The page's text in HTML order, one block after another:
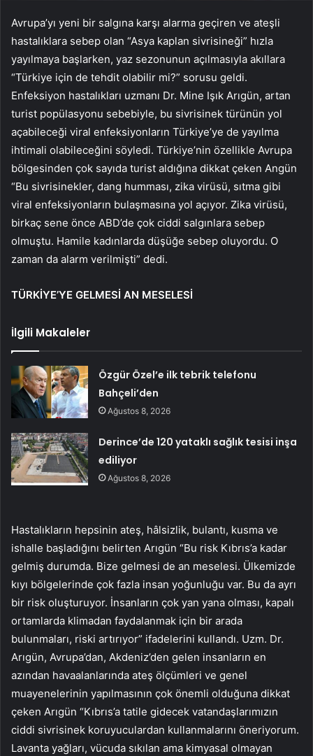
Avrupa’yı yeni bir salgına karşı alarma geçiren ve ateşli
hastalıklara sebep olan “Asya kaplan sivrisineği” hızla
yayılmaya başlarken, yaz sezonunun açılmasıyla akıllara
“Türkiye için de tehdit olabilir mi?” sorusu geldi.
Enfeksiyon hastalıkları uzmanı Dr. Mine Işık Arıgün, artan
turist popülasyonu sebebiyle, bu sivrisinek türünün yol
açabileceği viral enfeksiyonların Türkiye’ye de yayılma
ihtimali olabileceğini söyledi. Türkiye’nin özellikle Avrupa
bölgesinden çok sayıda turist aldığına dikkat çeken Angün
“Bu sivrisinekler, dang humması, zika virüsü, sıtma gibi
viral enfeksiyonların bulaşmasına yol açıyor. Zika virüsü,
birkaç sene önce ABD’de çok ciddi salgınlara sebep
olmuştu. Hamile kadınlarda düşüğe sebep oluyordu. O
zaman da alarm verilmişti” dedi.
TÜRKİYE’YE GELMESİ AN MESELESİ
İlgili Makaleler
Özgür Özel’e ilk tebrik telefonu
Bahçeli’den
Ağustos 8, 2026
Derince’de 120 yataklı sağlık tesisi inşa
ediliyor
Ağustos 8, 2026
Hastalıkların hepsinin ateş, hâlsizlik, bulantı, kusma ve
ishalle başladığını belirten Arıgün “Bu risk Kıbrıs’a kadar
gelmiş durumda. Bize gelmesi de an meselesi. Ülkemizde
kıyı bölgelerinde çok fazla insan yoğunluğu var. Bu da ayrı
bir risk oluşturuyor. İnsanların çok yan yana olması, kapalı
ortamlarda klimadan faydalanmak için bir arada
bulunmaları, riski artırıyor” ifadelerini kullandı. Uzm. Dr.
Arıgün, Avrupa’dan, Akdeniz’den gelen insanların en
azından havaalanlarında ateş ölçümleri ve genel
muayenelerinin yapılmasının çok önemli olduğuna dikkat
çeken Arıgün “Kıbrıs’a tatile gidecek vatandaşlarımızın
ciddi sivrisinek koruyuculardan kullanmalarını öneriyorum.
Lavanta yağları, vücuda sıkılan ama kimyasal olmayan